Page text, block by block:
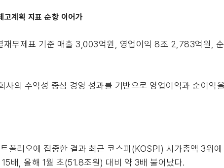
계획 지표 순항 이어가
재무제표 기준 매출 3,003억원, 영업이익 8조 2,783억원,
사의 수익성 중심 경영 성과를 기반으로 영업이익과 순이익
폴리오에 집중한 결과 최근 코스피(KOSPI) 시가총액 3위
배, 올해 1월 초(51.8조원) 대비 약 3배 불어났다.